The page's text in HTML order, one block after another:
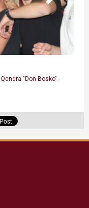
Qendra "Don Bosko" -